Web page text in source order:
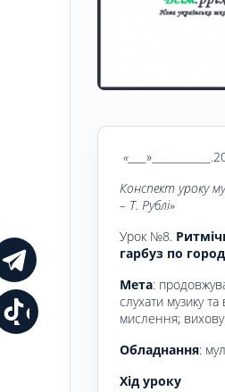
«____
Конспект уроку
– Т. Рублі»
Урок №8.
гарбуз по
Мета:
слухати музику
мислення;
Обладнання:
Хід уроку